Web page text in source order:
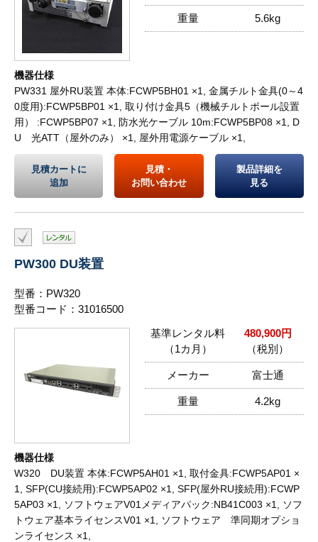
重量 5.6kg
機器仕様
PW331 屋外RU装置 本体:FCWP5BH01 ×1, 金属チルト金具(0～4
0度用):FCWP5BP01 ×1, 取り付け金具5（機械チルトポール設置
用） :FCWP5BP07 ×1, 防水光ケーブル 10m:FCWP5BP08 ×1, D
U 光ATT（屋外のみ） ×1, 屋外用電源ケーブル ×1,
見積カートに
追加
見積・
お問い合わせ
製品詳細を
見る
PW300 DU装置
型番：PW320
型番コード：31016500
基準レンタル料
（1カ月）
480,900円
（税別）
メーカー 富士通
重量 4.2kg
機器仕様
W320 DU装置 本体:FCWP5AH01 ×1, 取付金具:FCWP5AP01 ×
1, SFP(CU接続用):FCWP5AP02 ×1, SFP(屋外RU接続用):FCWP
5AP03 ×1, ソフトウェアV01メディアパック:NB41C003 ×1, ソフ
トウェア基本ライセンスV01 ×1, ソフトウェア 準同期オプショ
ンライセンス ×1,